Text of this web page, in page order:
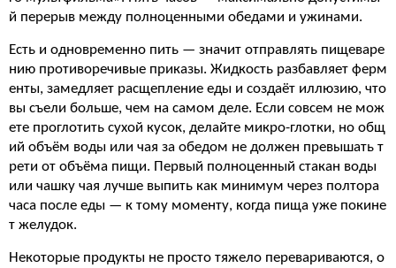
й перерыв между полноценными обедами и ужинами.
Есть и одновременно пить — значит отправлять пищеваре
нию противоречивые приказы. Жидкость разбавляет ферм
енты, замедляет расщепление еды и создаёт иллюзию, что
вы съели больше, чем на самом деле. Если совсем не мож
ете проглотить сухой кусок, делайте микро-глотки, но общ
ий объём воды или чая за обедом не должен превышать т
рети от объёма пищи. Первый полноценный стакан воды
или чашку чая лучше выпить как минимум через полтора
часа после еды — к тому моменту, когда пища уже покине
т желудок.
Некоторые продукты не просто тяжело перевариваются, о